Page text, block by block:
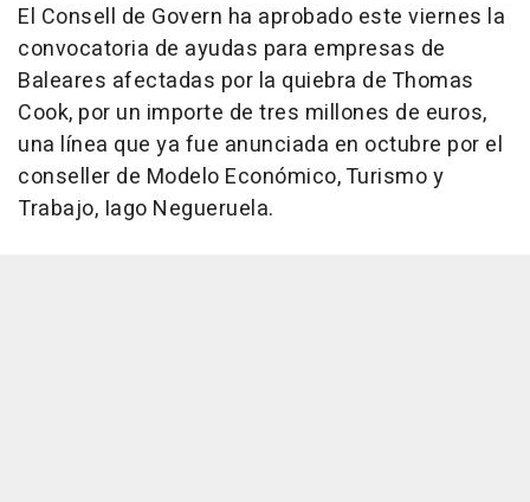
El Consell de Govern ha aprobado este viernes la
convocatoria de ayudas para empresas de
Baleares afectadas por la quiebra de Thomas
Cook, por un importe de tres millones de euros,
una línea que ya fue anunciada en octubre por el
conseller de Modelo Económico, Turismo y
Trabajo, Iago Negueruela.